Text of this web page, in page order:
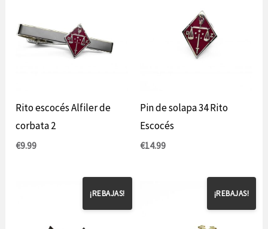
Rito escocés Alfiler de
corbata 2
€9.99
Pin de solapa 34 Rito
Escocés
€14.99
¡REBAJAS! ¡REBAJAS!